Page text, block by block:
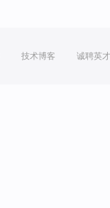
技术博客 诚聘英才